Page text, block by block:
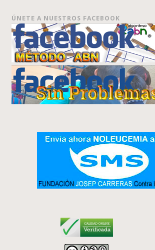
ÚNETE A NUESTROS FACEBOOK